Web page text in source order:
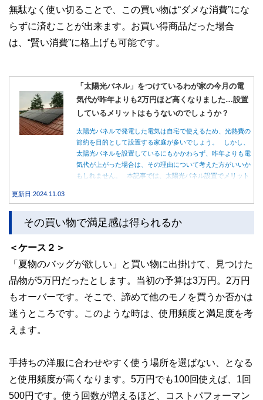
無駄なく使い切ることで、この買い物は“ダメな消費”にな
らずに済むことが出来ます。お買い得商品だった場合
は、“賢い消費”に格上げも可能です。
「太陽光パネル」をつけているわが家の今月の電
気代が昨年よりも2万円ほど高くなりました…設置
しているメリットはもうないのでしょうか？
太陽光パネルで発電した電気は自宅で使えるため、光熱費の
節約を目的として設置する家庭が多いでしょう。 しかし、
太陽光パネルを設置しているにもかかわらず、昨年よりも電
気代が上がった場合は、その理由について考えた方がいいか
もしれません。 本記事では、太陽光パネル設置でメリット
更新日:2024.11.03
その買い物で満足感は得られるか
＜ケース２＞
「夏物のバッグが欲しい」と買い物に出掛けて、見つけた
品物が5万円だったとします。当初の予算は3万円。2万円
もオーバーです。そこで、諦めて他のモノを買うか否かは
迷うところです。このような時は、使用頻度と満足度を考
えます。
手持ちの洋服に合わせやすく使う場所を選ばない、となる
と使用頻度が高くなります。5万円でも100回使えば、1回
500円です。使う回数が増えるほど、コストパフォーマン